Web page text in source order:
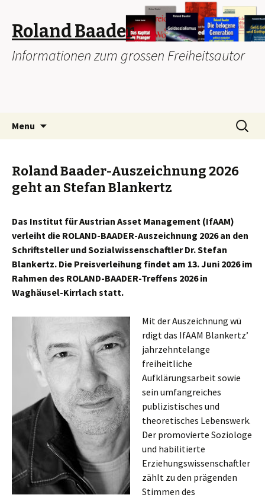
Roland Baader
Informationen zum grossen Freiheitsautor
Menu
Search
for:
Roland Baader-Auszeichnung 2026
geht an Stefan Blankertz
Das Institut für Austrian Asset Management (IfAAM)
verleiht die ROLAND-BAADER-Auszeichnung 2026 an den
Schriftsteller und Sozialwissenschaftler Dr. Stefan
Blankertz. Die Preisverleihung findet am 13. Juni 2026 im
Rahmen des ROLAND-BAADER-Treffens 2026 in
Waghäusel-Kirrlach statt.
Mit der Auszeichnung wü
rdigt das IfAAM Blankertz’
jahrzehntelange
freiheitliche
Aufklärungsarbeit sowie
sein umfangreiches
publizistisches und
theoretisches Lebenswerk.
Der promovierte Soziologe
und habilitierte
Erziehungswissenschaftler
zählt zu den prägenden
Stimmen des